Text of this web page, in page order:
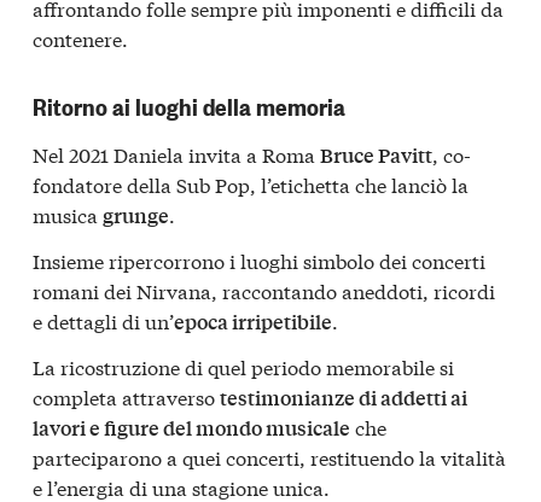
affrontando folle sempre più imponenti e difficili da
contenere.
Ritorno ai luoghi della memoria
Nel 2021 Daniela invita a Roma Bruce Pavitt, co-
fondatore della Sub Pop, l’etichetta che lanciò la
musica grunge.
Insieme ripercorrono i luoghi simbolo dei concerti
romani dei Nirvana, raccontando aneddoti, ricordi
e dettagli di un’epoca irripetibile.
La ricostruzione di quel periodo memorabile si
completa attraversotestimonianze di addetti ai
lavori e figure del mondo musicale che
parteciparono a quei concerti, restituendo la vitalità
e l’energia di una stagione unica.